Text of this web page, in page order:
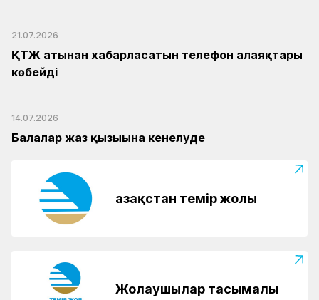
21.07.2026
ҚТЖ атынан хабарласатын телефон алаяқтары
көбейді
14.07.2026
Балалар жаз қызығына кенелуде
Қазақстан темір жолы
Жолаушылар тасымалы